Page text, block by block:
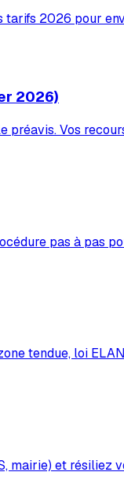
tarifs 2026 pour
2026)
préavis. Vos
pas à pas
tendue, loi
mairie) et